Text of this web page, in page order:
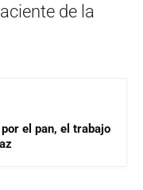
de la
el pan, el trabajo